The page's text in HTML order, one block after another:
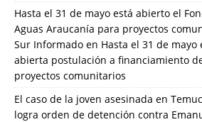
Hasta el 31 de mayo está abierto el
Aguas Araucanía para proyectos
Sur Informado en Hasta el 31 de mayo
abierta postulación a financiamiento
proyectos comunitarios
El caso de la joven asesinada en
logra orden de detención contra